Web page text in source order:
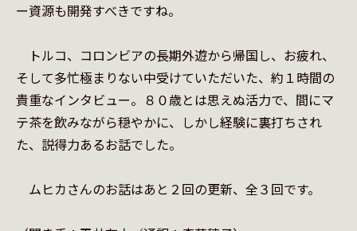
ー資源も開発すべきですね。
トルコ、コロンビアの長期外遊から帰国し、お疲れ、
そして多忙極まりない中受けていただいた、約１時間の
貴重なインタビュー。８０歳とは思えぬ活力で、間にマ
テ茶を飲みながら穏やかに、しかし経験に裏打ちされ
た、説得力あるお話でした。
ムヒカさんのお話はあと２回の更新、全３回です。